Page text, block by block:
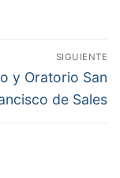
SIGUIENTE
y Oratorio San
de Sales